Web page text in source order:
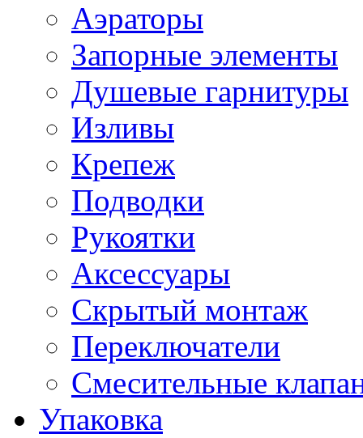
Аэраторы
Запорные элементы
Душевые гарнитуры
Изливы
Крепеж
Подводки
Рукоятки
Аксессуары
Скрытый монтаж
Переключатели
Смесительные
Упаковка